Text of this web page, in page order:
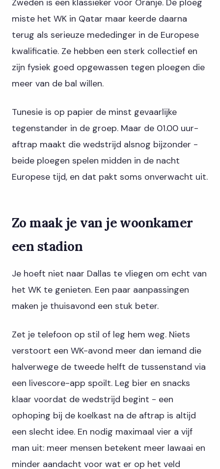
miste het WK in Qatar maar keerde daarna
terug als serieuze mededinger in de Europese
kwalificatie. Ze hebben een sterk collectief en
zijn fysiek goed opgewassen tegen ploegen die
meer van de bal willen.
Tunesie is op papier de minst gevaarlijke
tegenstander in de groep. Maar de 01.00 uur-
aftrap maakt die wedstrijd alsnog bijzonder -
beide ploegen spelen midden in de nacht
Europese tijd, en dat pakt soms onverwacht uit.
Zo maak je van je woonkamer
een stadion
Je hoeft niet naar Dallas te vliegen om echt van
het WK te genieten. Een paar aanpassingen
maken je thuisavond een stuk beter.
Zet je telefoon op stil of leg hem weg. Niets
verstoort een WK-avond meer dan iemand die
halverwege de tweede helft de tussenstand via
een livescore-app spoilt. Leg bier en snacks
klaar voordat de wedstrijd begint - een
ophoping bij de koelkast na de aftrap is altijd
een slecht idee. En nodig maximaal vier a vijf
man uit: meer mensen betekent meer lawaai en
minder aandacht voor wat er op het veld